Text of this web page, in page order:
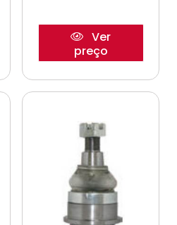
Ver
preço